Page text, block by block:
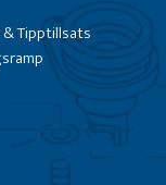
Tipptillsats